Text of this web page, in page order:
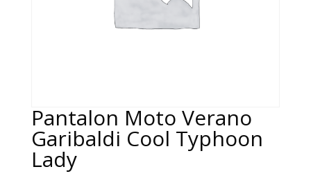
Pantalon Moto Verano
Garibaldi Cool Typhoon
Lady